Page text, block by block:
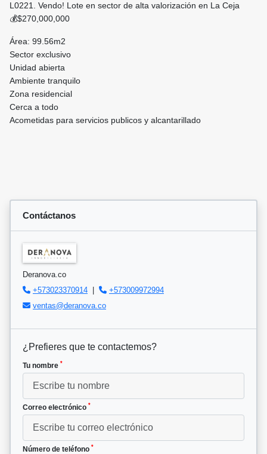
L0221. Vendo! Lote en sector de alta valorización en La Ceja
💰$270,000,000
Área: 99.56m2
Sector exclusivo
Unidad abierta
Ambiente tranquilo
Zona residencial
Cerca a todo
Acometidas para servicios publicos y alcantarillado
Contáctanos
Deranova.co
+573023370914 |
+573009972994
ventas@deranova.co
¿Prefieres que te contactemos?
Tu nombre *
Correo electrónico *
Número de teléfono *